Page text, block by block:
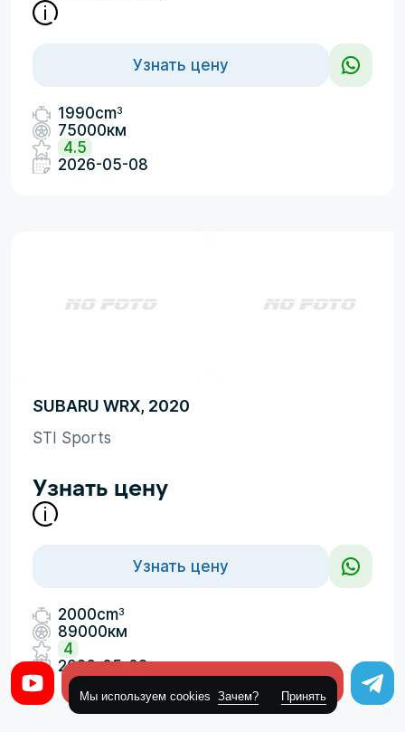
Узнать цену
1990cm3
75000км
4.5
2026-05-08
SUBARU WRX, 2020
STI Sports
Узнать цену
Узнать цену
2000cm3
89000км
4
2026-05-08
Мы используем cookies Зачем? Принять